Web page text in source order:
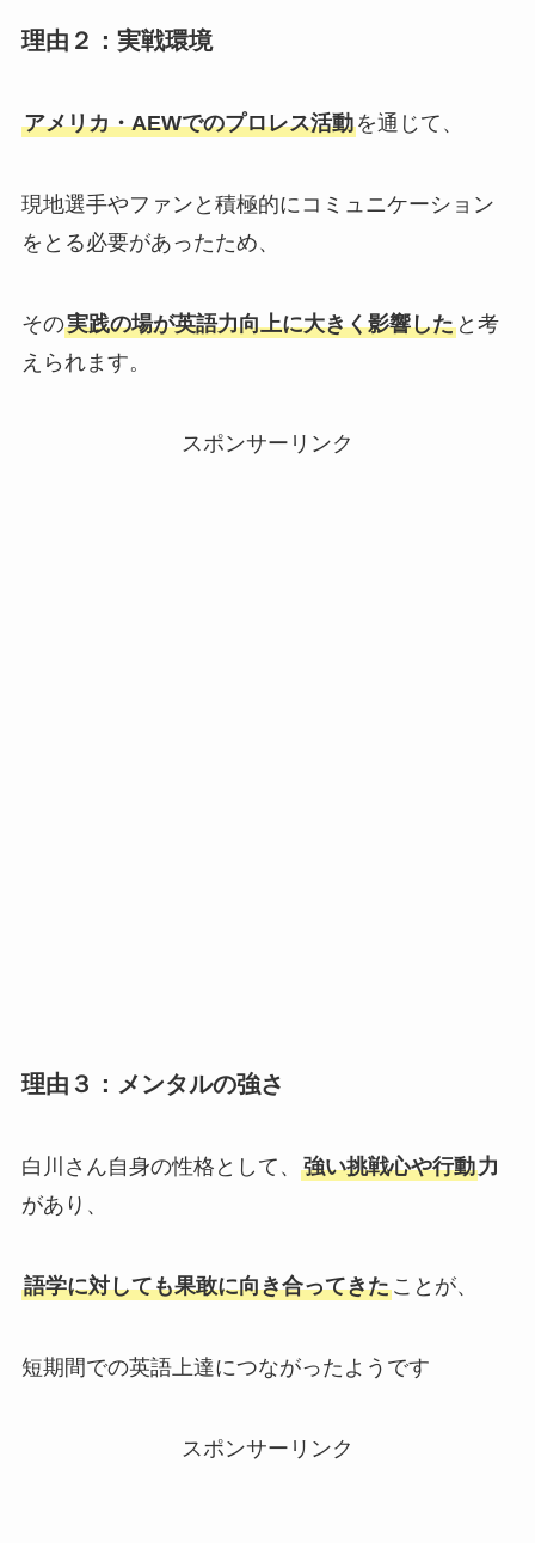
理由２：実戦環境
アメリカ・AEWでのプロレス活動を通じて、
現地選手やファンと積極的にコミュニケーション
をとる必要があったため、
その実践の場が英語力向上に大きく影響したと考
えられます​。
スポンサーリンク
理由３：メンタルの強さ
白川さん自身の性格として、 強い挑戦心や行動力
があり、
語学に対しても果敢に向き合ってきたことが、
短期間での英語上達につながったようです
スポンサーリンク